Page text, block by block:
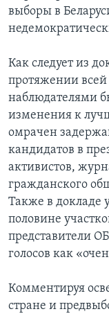
выборы в
Как следует из
протяжении
наблюдателями
изменения к
омрачен
кандидатов в
активистов,
гражданского
Также в докладе
половине
представители
голосов как
Комментируя
стране и